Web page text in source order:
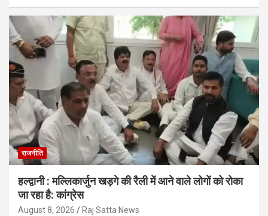
राजनीति
हल्द्वानी : मल्लिकार्जुन खड़गे की रैली में आने वाले लोगों को रोका
जा रहा है: कांग्रेस
August 8, 2026 Raj Satta News